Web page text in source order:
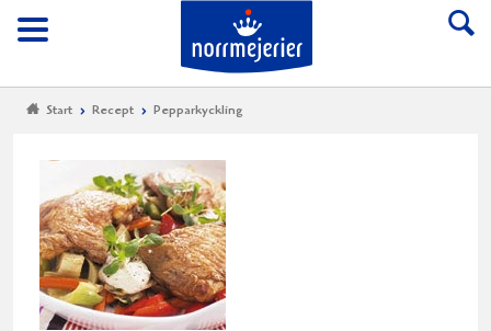
Meny
Till Norrmejerier
Start Recept Pepparkyckling